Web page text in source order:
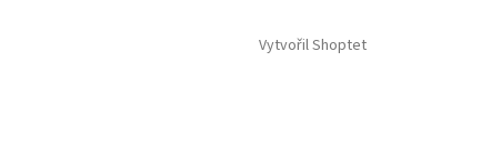
Vytvořil Shoptet